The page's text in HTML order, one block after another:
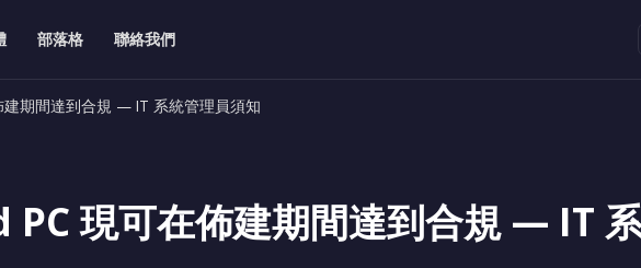
部落格 聯絡我們
期間達到合規 — IT 系統管理員須知
現可在佈建期間達到合規 — IT